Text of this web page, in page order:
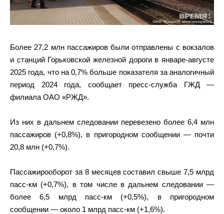
Более 27,2 млн пассажиров были отправлены с вокзалов
и станций Горьковской железной дороги в январе-августе
2025 года, что на 0,7% больше показателя за аналогичный
период 2024 года, сообщает пресс-служба ГЖД —
филиала ОАО «РЖД».
Из них в дальнем следовании перевезено более 6,4 млн
пассажиров (+0,8%), в пригородном сообщении — почти
20,8 млн (+0,7%).
Пассажирооборот за 8 месяцев составил свыше 7,5 млрд
пасс-км (+0,7%), в том числе в дальнем следовании —
более 6,5 млрд пасс-км (+0,5%), в пригородном
сообщении — около 1 млрд пасс-км (+1,6%).